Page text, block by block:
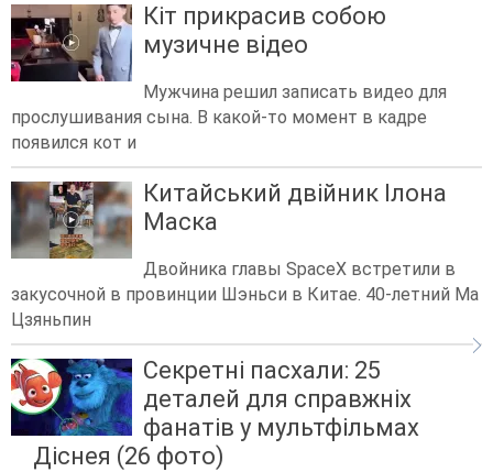
Кіт прикрасив собою
музичне відео
Мужчина решил записать видео для
прослушивания сына. В какой-то момент в кадре
появился кот и
Китайський двійник Ілона
Маска
Двойника главы SpaceX встретили в
закусочной в провинции Шэньси в Китае. 40-летний Ма
Цзяньпин
Секретні пасхали: 25
деталей для справжніх
фанатів у мультфільмах
Діснея (26 фото)